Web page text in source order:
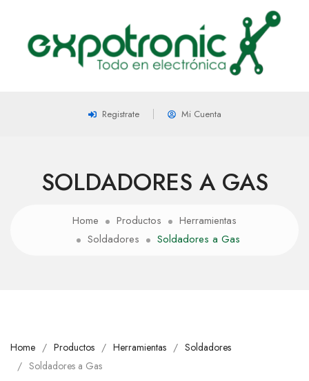
Registrate Mi Cuenta
SOLDADORES A GAS
Home Productos
Herramientas
Soldadores
Soldadores a Gas
Home Productos Herramientas
Soldadores
Soldadores a Gas